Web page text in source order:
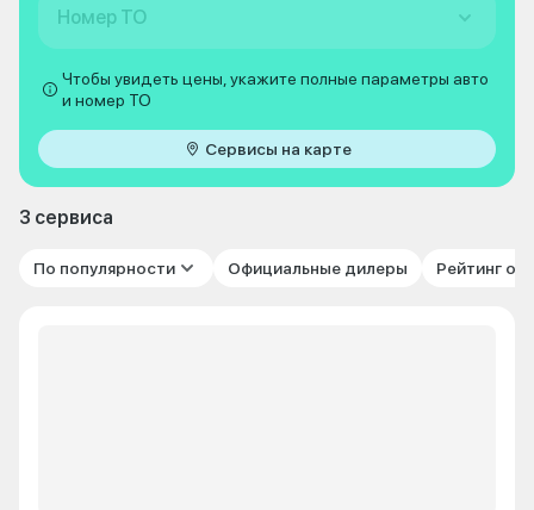
Номер ТО
Чтобы увидеть цены, укажите полные параметры авто
и номер ТО
Сервисы на карте
3 сервиса
По популярности Официальные дилеры Рейтинг